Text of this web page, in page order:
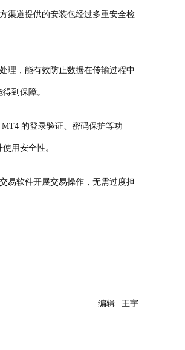
渠道提供的安装包经过多重安全检
理，能有效防止数据在传输过程中
到保障。
的登录验证、密码保护等功
用安全性。
易软件开展交易操作，无需过度担
编辑 | 王宇